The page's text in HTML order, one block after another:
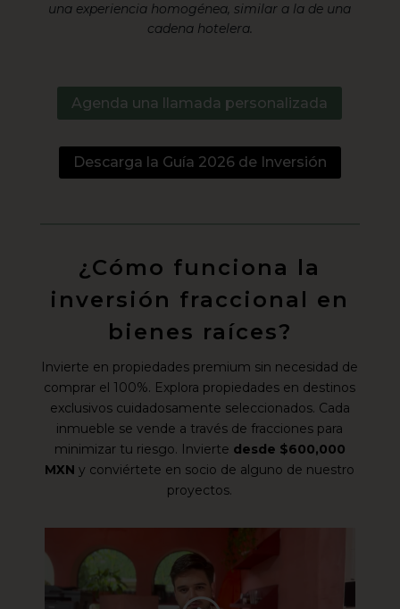
una experiencia homogénea, similar a la de una
cadena hotelera.
Agenda una llamada personalizada
Descarga la Guía 2026 de Inversión
¿Cómo funciona la
inversión fraccional en
bienes raíces?
Invierte en propiedades premium sin necesidad de
comprar el 100%. Explora propiedades en destinos
exclusivos cuidadosamente seleccionados. Cada
inmueble se vende a través de fracciones para
minimizar tu riesgo. Invierte desde $600,000
MXN y conviértete en socio de alguno de nuestro
proyectos.